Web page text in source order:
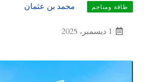
طاقة ومناجم محمد بن عثمان
1 ديسمبر، 2025